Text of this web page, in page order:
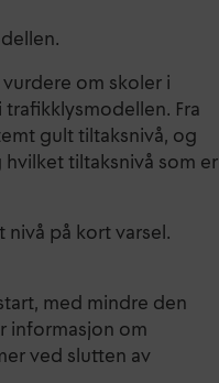
om skoler i
Fra
gult tiltaksnivå, og
tiltaksnivå som er
på kort varsel.
med mindre den
informasjon om
ved slutten av